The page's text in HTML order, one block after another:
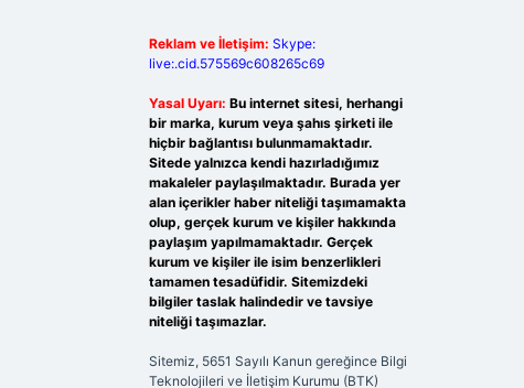
Reklam ve İletişim: Skype:
live:.cid.575569c608265c69
Yasal Uyarı: Bu internet sitesi, herhangi
bir marka, kurum veya şahıs şirketi ile
hiçbir bağlantısı bulunmamaktadır.
Sitede yalnızca kendi hazırladığımız
makaleler paylaşılmaktadır. Burada yer
alan içerikler haber niteliği taşımamakta
olup, gerçek kurum ve kişiler hakkında
paylaşım yapılmamaktadır. Gerçek
kurum ve kişiler ile isim benzerlikleri
tamamen tesadüfidir. Sitemizdeki
bilgiler taslak halindedir ve tavsiye
niteliği taşımazlar.
Sitemiz, 5651 Sayılı Kanun gereğince Bilgi
Teknolojileri ve İletişim Kurumu (BTK)